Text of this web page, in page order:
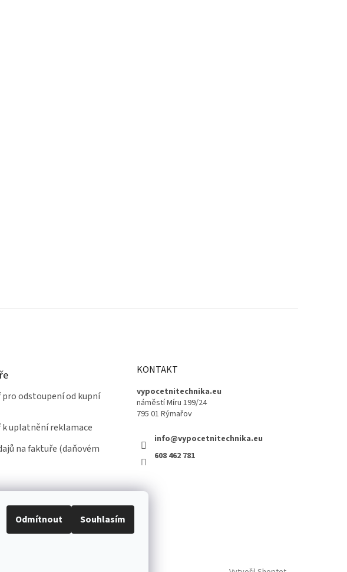
Odmítnout Souhlasím
odstoupení od kupní
uplatnění reklamace
na faktuře (daňovém
KONTAKT
vypocetnitechnika.eu
náměstí Míru 199/24
795 01 Rýmařov
info@vypocetnitechnika.eu
608 462 781